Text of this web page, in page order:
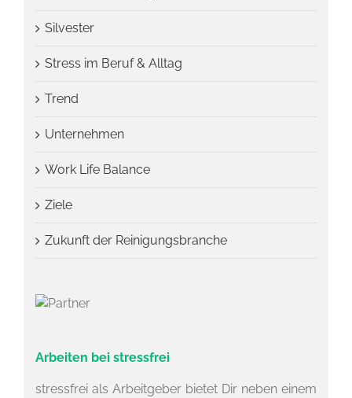
Silvester
Stress im Beruf & Alltag
Trend
Unternehmen
Work Life Balance
Ziele
Zukunft der Reinigungsbranche
Arbeiten bei stressfrei
stressfrei als Arbeitgeber bietet Dir neben einem